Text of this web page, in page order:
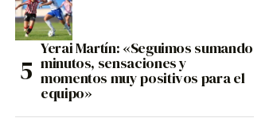
Yerai Martín: «Seguimos sumando
minutos, sensaciones y
momentos muy positivos para el
equipo»